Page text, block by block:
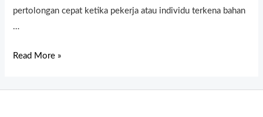
pertolongan cepat ketika pekerja atau individu terkena bahan
…
Read More »